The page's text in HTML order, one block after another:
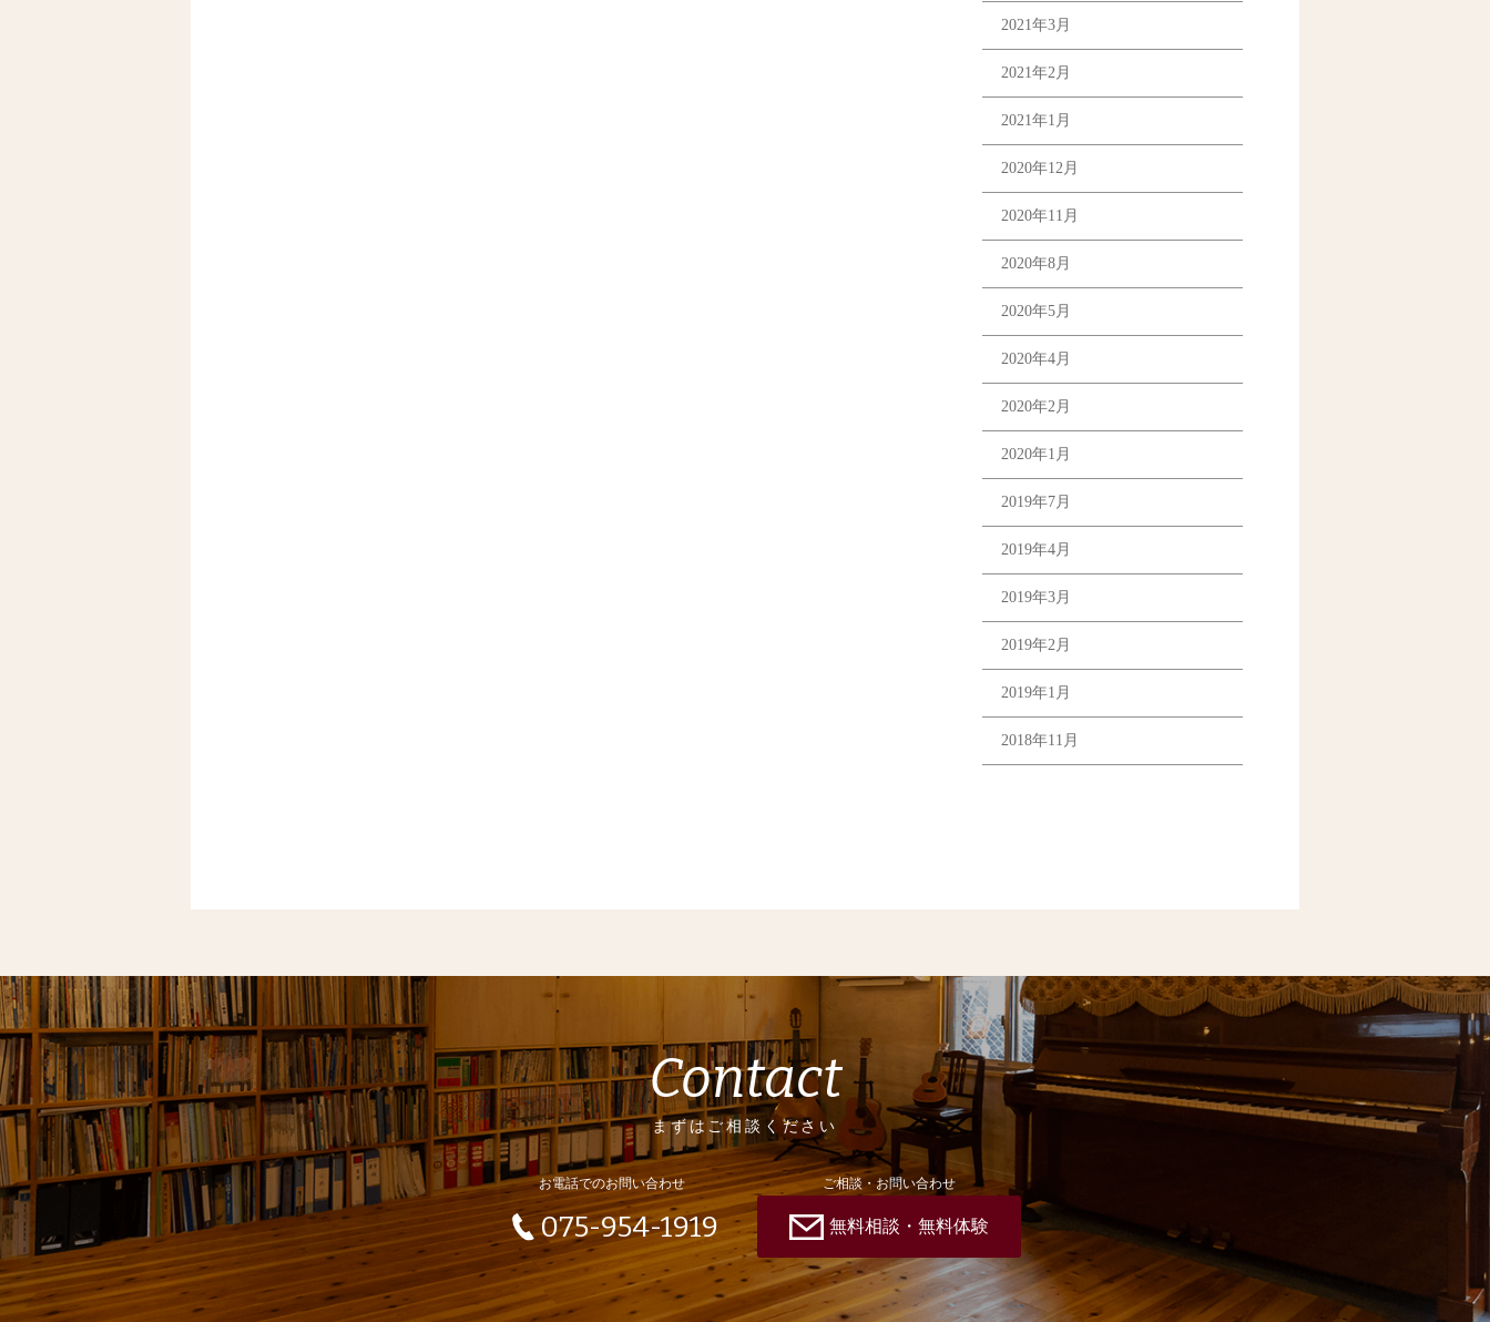
2021年3月
2021年2月
2021年1月
2020年12月
2020年11月
2020年8月
2020年5月
2020年4月
2020年2月
2020年1月
2019年7月
2019年4月
2019年3月
2019年2月
2019年1月
2018年11月
Contact
まずはご相談ください
お電話でのお問い合わせ
075-954-1919
ご相談・お問い合わせ
無料相談・無料体験